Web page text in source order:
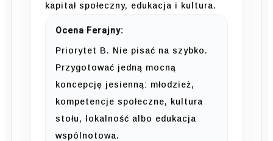
kapitał społeczny, edukacja i kultura.
Ocena Ferajny:
Priorytet B. Nie pisać na szybko.
Przygotować jedną mocną
koncepcję jesienną: młodzież,
kompetencje społeczne, kultura
stołu, lokalność albo edukacja
wspólnotowa.